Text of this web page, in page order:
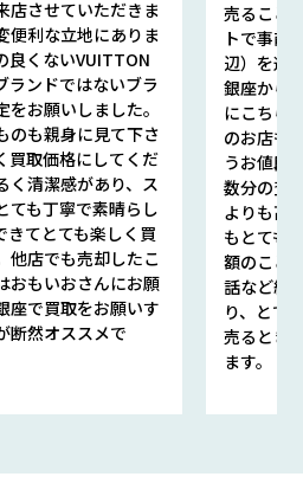
店させていただきま
便利な立地にありま
良くないVUITTON
ランドではないブラ
お願いしました。
のも親身に見て下さ
買取価格にしてくだ
く清潔感があり、ス
ても丁寧で素晴らし
きてとても楽しく買
他店でも売却したこ
おもいおさんにお願
座で買取をお願いす
断然オススメで
売ること
トで事前
辺）を選
銀座から
にこちら
のお店も
うお値段
数分の査
よりも高
もとても
額のこと
話など細
り、とて
売るとき
ます。